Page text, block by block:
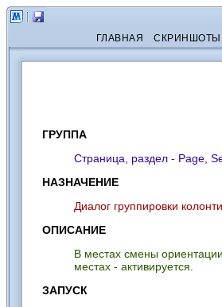
ГЛАВНАЯ СКРИНШОТЫ
ГРУППА
Страница, раздел - Page,
НАЗНАЧЕНИЕ
Диалог группировки
ОПИСАНИЕ
В местах смены
местах - активируется.
ЗАПУСК